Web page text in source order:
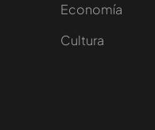
Economía
Cultura